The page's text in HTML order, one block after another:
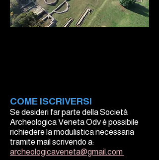
COME ISCRIVERSI
Se desideri far parte della Società
Archeologica Veneta Odv è possibile
richiedere la modulistica necessaria
tramite mail scrivendo a:
archeologicaveneta@gmail.com